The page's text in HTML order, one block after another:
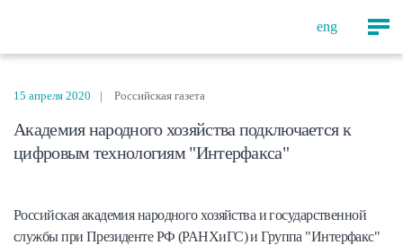
eng
15 апреля 2020 Российская газета
Академия народного хозяйства подключается к
цифровым технологиям "Интерфакса"
Российская академия народного хозяйства и государственной
службы при Президенте РФ (РАНХиГС) и Группа "Интерфакс"